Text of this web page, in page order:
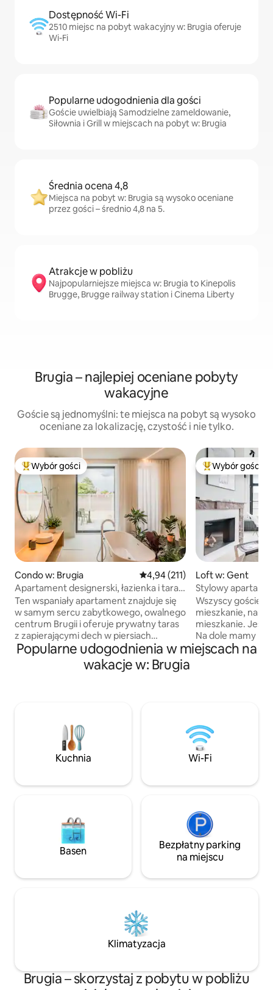
Dostępność Wi-Fi
2510 miejsc na pobyt wakacyjny w: Brugia oferuje
Wi-Fi
Popularne udogodnienia dla gości
Goście uwielbiają Samodzielne zameldowanie,
Siłownia i Grill w miejscach na pobyt w: Brugia
Średnia ocena 4,8
Miejsca na pobyt w: Brugia są wysoko oceniane
przez gości – średnio 4,8 na 5.
Atrakcje w pobliżu
Najpopularniejsze miejsca w: Brugia to Kinepolis
Brugge, Brugge railway station i Cinema Liberty
Brugia – najlepiej oceniane pobyty
wakacyjne
Goście są jednomyślni: te miejsca na pobyt są wysoko
oceniane za lokalizację, czystość i nie tylko.
Najpopularniejsze z kategorii Wybór gości
Wybór gości
Condo w: Brugia Średnia ocena: 4,94 na 5, liczba
4,94 (211)
Apartament designerski, łazienka i taras
w Brugii
Ten wspaniały apartament znajduje się
w samym sercu zabytkowego, owalnego
centrum Brugii i oferuje prywatny taras
z zapierającymi dech w piersiach
widokami na słynne wieże miasta.
Wewnątrz znajdziesz luksusowe łóżko
typu king-size, nowoczesną łazienkę,
w cenę, ale w pobliżu znajduje się wiele
sklepów, kawiarni i restauracji. W pobliżu
dostępny jest parking z ograniczoną
liczbą miejsc (15 EUR za noc),
zgłoszeń.
Wybór gości
Loft w: Gent
Stylowy
widokiem na
Wszyscy goście
mieszkanie, na
mieszkanie. Jest
Na dole mamy
korzystać. Mamy
którym zawsze
może
pobliskim placu św.
kolejowego
linii nr 1 do
(zamek)
Popularne udogodnienia w miejscach na
wakacje w: Brugia
Kuchnia Wi-Fi
Basen
Bezpłatny parking
na miejscu
Klimatyzacja
Brugia – skorzystaj z pobytu w pobliżu